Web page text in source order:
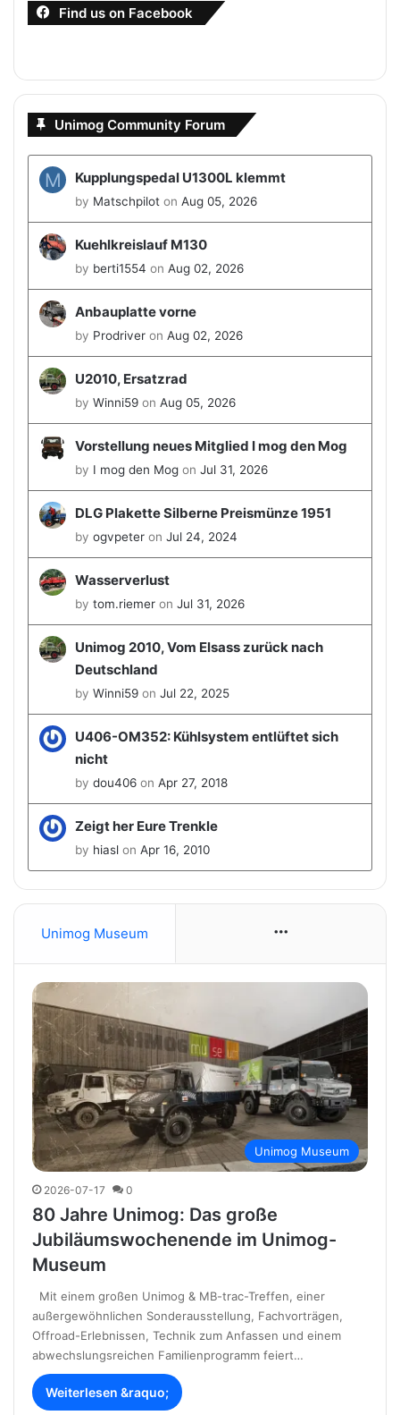
Find us on Facebook
Unimog Community Forum
M Kupplungspedal U1300L klemmt
by Matschpilot on Aug 05, 2026
Kuehlkreislauf M130
by berti1554 on Aug 02, 2026
Anbauplatte vorne
by Prodriver on Aug 02, 2026
U2010, Ersatzrad
by Winni59 on Aug 05, 2026
Vorstellung neues Mitglied I mog den Mog
by I mog den Mog on Jul 31, 2026
DLG Plakette Silberne Preismünze 1951
by ogvpeter on Jul 24, 2024
Wasserverlust
by tom.riemer on Jul 31, 2026
Unimog 2010, Vom Elsass zurück nach
Deutschland
by Winni59 on Jul 22, 2025
U406-OM352: Kühlsystem entlüftet sich
nicht
by dou406 on Apr 27, 2018
Zeigt her Eure Trenkle
by hiasl on Apr 16, 2010
Unimog Museum
Unimog Museum
2026-07-17 0
80 Jahre Unimog: Das große
Jubiläumswochenende im Unimog-
Museum
Mit einem großen Unimog & MB-trac-Treffen, einer
außergewöhnlichen Sonderausstellung, Fachvorträgen,
Offroad-Erlebnissen, Technik zum Anfassen und einem
abwechslungsreichen Familienprogramm feiert…
Weiterlesen &raquo;